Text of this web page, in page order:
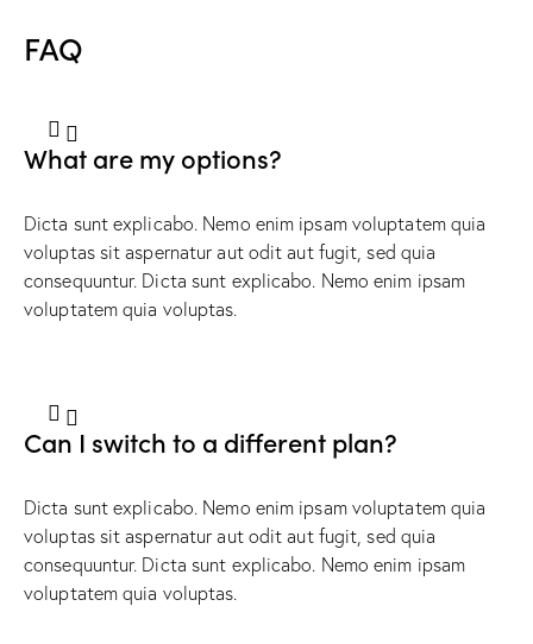
FAQ
What are my options?
Dicta sunt explicabo. Nemo enim ipsam voluptatem quia
voluptas sit aspernatur aut odit aut fugit, sed quia
consequuntur. Dicta sunt explicabo. Nemo enim ipsam
voluptatem quia voluptas.
Can I switch to a different plan?
Dicta sunt explicabo. Nemo enim ipsam voluptatem quia
voluptas sit aspernatur aut odit aut fugit, sed quia
consequuntur. Dicta sunt explicabo. Nemo enim ipsam
voluptatem quia voluptas.